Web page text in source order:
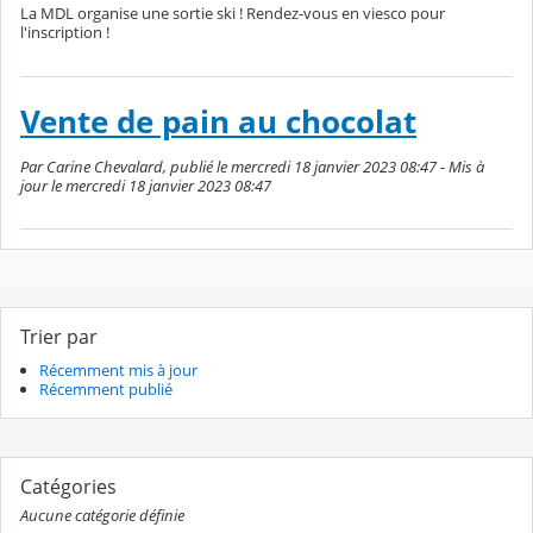
La MDL organise une sortie ski ! Rendez-vous en viesco pour
l'inscription !
Vente de pain au chocolat
Par Carine Chevalard, publié le mercredi 18 janvier 2023 08:47 - Mis à
jour le mercredi 18 janvier 2023 08:47
Trier par
Récemment mis à jour
Récemment publié
Catégories
Aucune catégorie définie